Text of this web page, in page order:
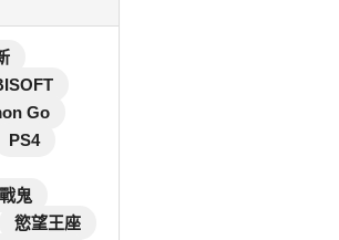
Go
PS4
鬼
慾望王座